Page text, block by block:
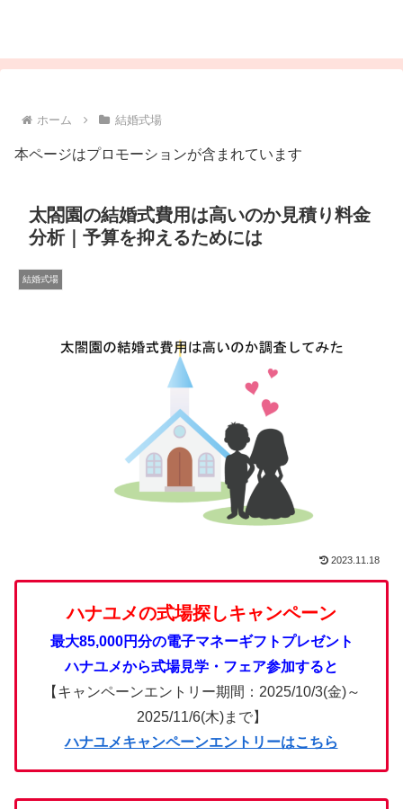
ホーム 結婚式場
本ページはプロモーションが含まれています
太閤園の結婚式費用は高いのか見積り料金
分析｜予算を抑えるためには
結婚式場
2023.11.18
ハナユメの式場探しキャンペーン
最大85,000円分の電子マネーギフトプレゼント
ハナユメから式場見学・フェア参加すると
【キャンペーンエントリー期間：2025/10/3(金)～
2025/11/6(木)まで】
ハナユメキャンペーンエントリーはこちら